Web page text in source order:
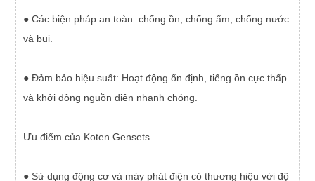
● Các biện pháp an toàn: chống ồn, chống ẩm, chống nước
và bụi.
● Đảm bảo hiệu suất: Hoạt động ổn định, tiếng ồn cực thấp
và khởi động nguồn điện nhanh chóng.
Ưu điểm của Koten Gensets
● Sử dụng động cơ và máy phát điện có thương hiệu với độ